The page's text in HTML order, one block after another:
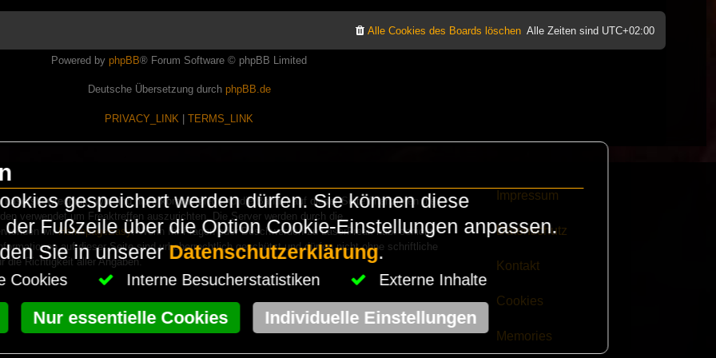
Alle Zeiten sind UTC+02:00
Alle Cookies des Boards löschen
Powered by phpBB® Forum Software © phpBB Limited
Deutsche Übersetzung durch phpBB.de
PRIVACY_LINK TERMS_LINK
Wir sind nicht kommerziell und die Banner auf dieser Seite finanzieren die
verwendet um Freaktreffen auszurichten. Die Server werden durch die
wirHomepageEasy. Wenn Ihr Fragen oder Beschwerden zu LaserFreak habt schickt
auf dieser Seite sind urheberrechtlich geschützt und dürfen nicht ohne schriftliche
die Richtigkeit aller Angaben.
Impressum
Datenschutz
Kontakt
Cookies
Memories
gespeichert werden dürfen. Sie können diese
Fußzeile über die Option Cookie-Einstellungen anpassen.
Sie in unsererDatenschutzerklärung.
Cookies Interne Besucherstatistiken Externe Inhalte
Nur essentielle Cookies Individuelle Einstellungen